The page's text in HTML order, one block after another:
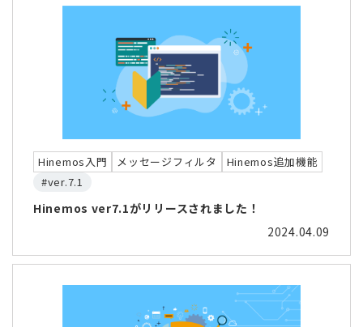
Hinemos入門 メッセージフィルタ
Hinemos追加機能
#ver.7.1
Hinemos ver7.1がリリースされました！
2024.04.09